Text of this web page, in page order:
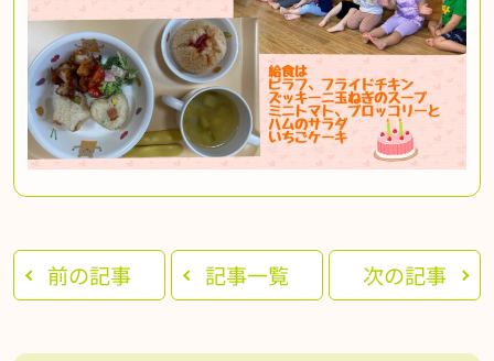
前の記事 記事一覧 次の記事